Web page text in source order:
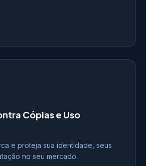
Cópias e Uso
e proteja sua identidade, seus
no seu mercado.